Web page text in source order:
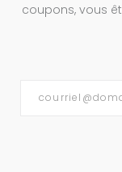
coupons, vous